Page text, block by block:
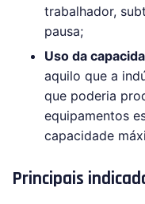
trabalhador,
pausa;
Uso da
aquilo que a
que poderia
equipamentos
capacidade
Principais